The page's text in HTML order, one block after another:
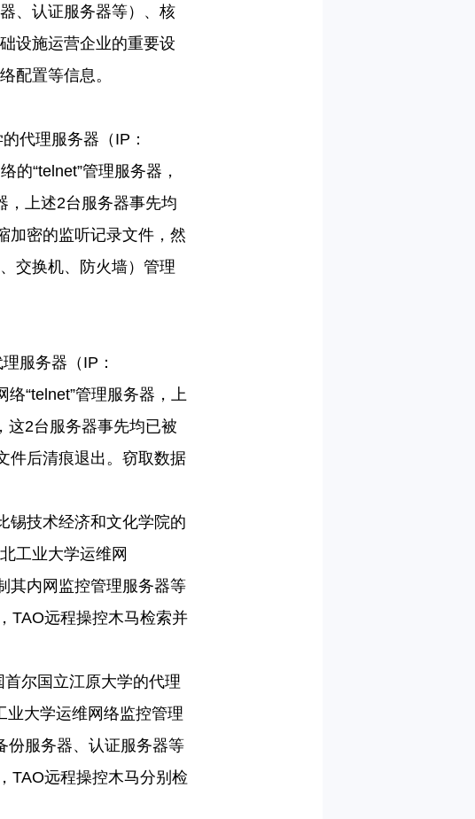
、认证服务器等）、核
设施运营企业的重要设
配置等信息。
代理服务器（IP ：
的“telnet”管理服务器，
，上述2台服务器事先均
加密的监听记录文件，然
交换机、防火墙）管理
服务器（IP ：
络“telnet”管理服务器，上
这2台服务器事先均已被
件后清痕退出。窃取数据
锡技术经济和文化学院的
工业大学运维网
其内网监控管理服务器等
TAO远程操控木马检索并
尔国立江原大学的代理
业大学运维网络监控管理
份服务器、认证服务器等
TAO远程操控木马分别检